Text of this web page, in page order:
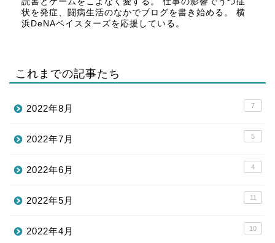
状を発症、闘病生活のなかでブログを書き始める。 横
浜DeNAベイスターズを応援している。
これまでの記事たち
2022年8月 7
2022年7月 5
2022年6月 4
2022年5月 11
2022年4月 10